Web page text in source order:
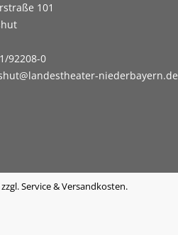
101
92208-0
niederbayern.de
Service & Versandkosten.